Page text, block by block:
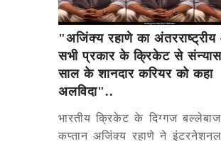
"अजिंक्य रहाणे का
सभी प्रकार के क्रिकेट से
साल के शानदार करियर को कहा
अलविदा"..
भारतीय क्रिकेट के दिग्गज
कप्तान अजिंक्य रहाणे ने